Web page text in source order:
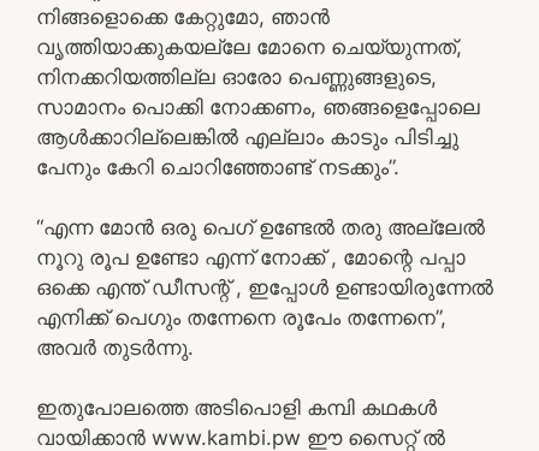
നിങ്ങളൊക്കെ കേറ്റുമോ, ഞാൻ
വൃത്തിയാക്കുകയല്ലേ മോനെ ചെയ്യുന്നത്,
നിനക്കറിയത്തില്ല ഓരോ പെണ്ണുങ്ങളുടെ,
സാമാനം പൊക്കി നോക്കണം, ഞങ്ങളെപ്പോലെ
ആൾക്കാറില്ലെങ്കിൽ എല്ലാം കാടും പിടിച്ചു
പേനും കേറി ചൊറിഞ്ഞോണ്ട് നടക്കും”.
“എന്ന മോൻ ഒരു പെഗ് ഉണ്ടേൽ തരു അല്ലേൽ
നൂറു രൂപ ഉണ്ടോ എന്ന് നോക്ക് , മോന്റെ പപ്പാ
ഒക്കെ എന്ത് ഡീസന്റ് , ഇപ്പോൾ ഉണ്ടായിരുന്നേൽ
എനിക്ക് പെഗും തന്നേനെ രൂപേം തന്നേനെ”,
അവർ തുടർന്നു.
ഇതുപോലത്തെ അടിപൊളി കമ്പി കഥകൾ
വായിക്കാൻ www.kambi.pw ഈ സൈറ്റ് ൽ